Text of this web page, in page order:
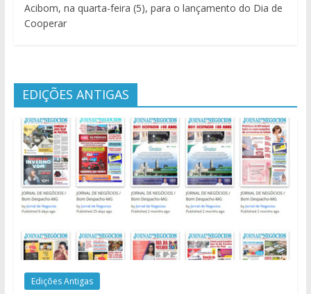
Acibom, na quarta-feira (5), para o lançamento do Dia de
Cooperar
EDIÇÕES ANTIGAS
Edições Antigas